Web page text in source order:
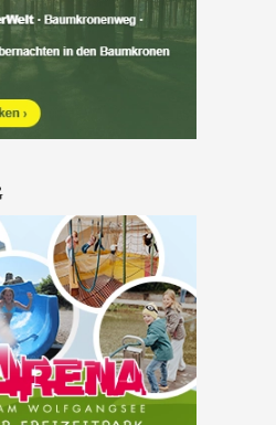
Kinder von 6 bis 10
Jahren.